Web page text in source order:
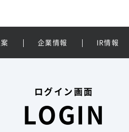
企業情報 IR情報
ログイン画面
LOGIN